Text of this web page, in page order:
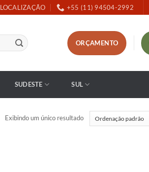
LOCALIZAÇÃO +55 (11) 94504-2992
ORÇAMENTO
SUDESTE SUL
Exibindo um único resultado